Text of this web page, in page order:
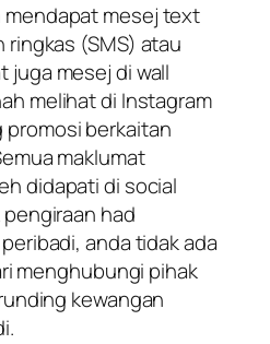
mendapat mesej text
(SMS) atau
juga mesej di wall
melihat di Instagram
berkaitan
maklumat
didapati di social
had
anda tidak ada
menghubungi pihak
kewangan